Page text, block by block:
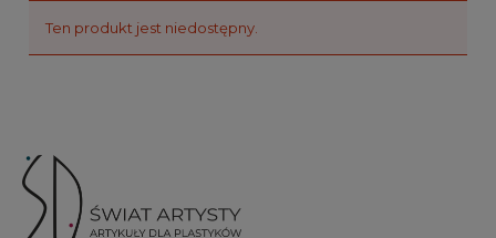
Ten produkt jest niedostępny.